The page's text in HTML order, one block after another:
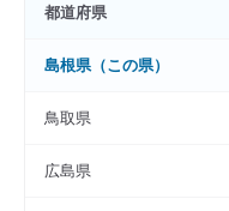
都道府県
島根県（この県）
鳥取県
広島県